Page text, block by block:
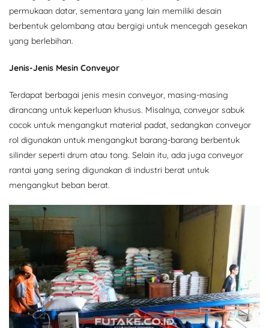
permukaan datar, sementara yang lain memiliki desain
berbentuk gelombang atau bergigi untuk mencegah gesekan
yang berlebihan.
Jenis-Jenis Mesin Conveyor
Terdapat berbagai jenis mesin conveyor, masing-masing
dirancang untuk keperluan khusus. Misalnya, conveyor sabuk
cocok untuk mengangkut material padat, sedangkan conveyor
rol digunakan untuk mengangkut barang-barang berbentuk
silinder seperti drum atau tong. Selain itu, ada juga conveyor
rantai yang sering digunakan di industri berat untuk
mengangkut beban berat.